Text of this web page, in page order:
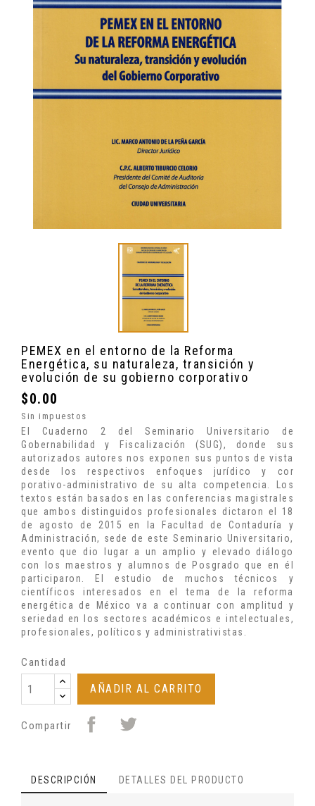
PEMEX en el entorno de la Reforma
Energética, su naturaleza, transición y
evolución de su gobierno corporativo
$0.00
Sin impuestos
El Cuaderno 2 del Seminario Universitario de
Gobernabilidad y Fiscalización (SUG), donde sus
autorizados autores nos exponen sus puntos de vista
desde los respectivos enfoques jurídico y cor
porativo-administrativo de su alta competencia. Los
textos están basados en las conferencias magistrales
que ambos distinguidos profesionales dictaron el 18
de agosto de 2015 en la Facultad de Contaduría y
Administración, sede de este Seminario Universitario,
evento que dio lugar a un amplio y elevado diálogo
con los maestros y alumnos de Posgrado que en él
participaron. El estudio de muchos técnicos y
científicos interesados en el tema de la reforma
energética de México va a continuar con amplitud y
seriedad en los sectores académicos e intelectuales,
profesionales, políticos y administrativistas.
Cantidad
AÑADIR AL CARRITO
Compartir
DESCRIPCIÓN DETALLES DEL PRODUCTO